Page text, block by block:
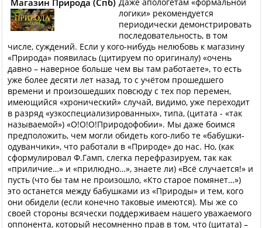
Магазин Природа (Спб)
логики» рекомендуется
периодически демонстрировать
последовательность, в том
числе, суждений. Если у кого-нибудь нелюбовь к магазину
«Природа» появилась (цитируем по оригиналу) «очень
давно – наверное больше чем вы там работаете», то есть
уже более десяти лет назад, то с учётом прошедшего
времени и произошедших повсюду с тех пор перемен,
имеющийся «хронический» случай, видимо, уже переходит
в разряд «узкоспециализированных», типа, (цитата - «так
называемой») «О!О!О!Природофобии». Мы даже боимся
предположить, чем могли обидеть кого-либо те «бабушки-
одуванчики», что работали в «Природе» до нас. Но, (как
сформулировал Ф.Гамп, слегка перефразируем, так как
«приличие…» и «прилюдно…», знаете ли) «Всё случается!» и
пусть (что бы там не произошло, «Кто старое помянет…»)
это останется между бабушками из «Природы» и тем, кого
они обидели (если конечно таковые имеются). Мы же со
своей стороны всячески поддерживаем нашего уважаемого
оппонента, который несомненно прав в том, что (цитата) –